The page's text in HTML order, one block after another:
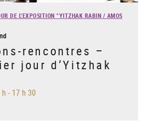
DE L'EXPOSITION “YITZHAK RABIN / AMOS
rencontres –
jour d’Yitzhak
h - 17 h 30